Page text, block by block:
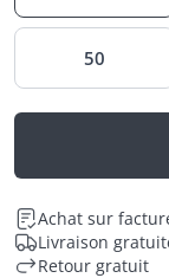
50
Achat sur
Livraison
Retour gratuit